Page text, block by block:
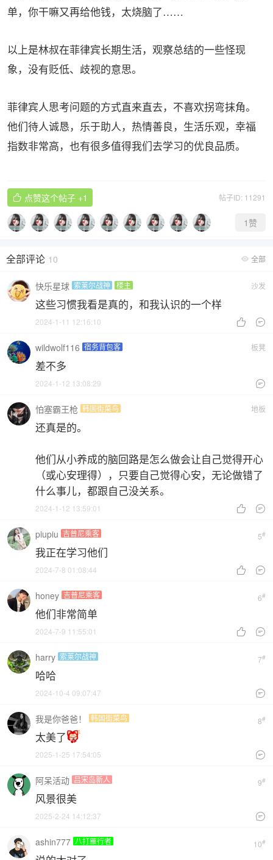
单，你干嘛又再给他钱，太烧脑了……
以上是林叔在菲律宾长期生活，观察总结的一些怪现
象，没有贬低、歧视的意思。
菲律宾人思考问题的方式直来直去，不喜欢拐弯抹角。
他们待人诚恳，乐于助人，热情善良，生活乐观，幸福
指数非常高，也有很多值得我们去学习的优良品质。
帖子ID: 11291
 点赞这个帖子 +1
1 赞
 全部
全部评论 10
沙发
快乐星球 索莱尔战神 楼主
这些习惯我看是真的，和我认识的一个样
 
2024-1-11 12:16:10
板凳
wildwolf116 宿务背包客
差不多

2024-1-12 13:08:29
地板
怕塞霸王枪 韩国街菜鸟
还真是的。
他们从小养成的脑回路是怎么做会让自己觉得开心
（或心安理得），只要自己觉得心安，无论做错了
什么事儿，都跟自己没关系。
 
2024-1-12 13:59:01
5#
piupiu 吉普尼乘客
我正在学习他们
 
2024-7-8 01:08:44
6#
honey 吉普尼乘客
他们非常简单
 
2024-7-9 11:55:01
7#
harry 索莱尔战神
哈哈

2024-10-4 09:07:47
8#
我是你爸爸！ 韩国街菜鸟
太美了

2025-1-25 17:54:05
9#
阿呆活动 吕宋岛新人
风景很美

2025-2-24 14:12:37
10#
ashin777 八打雁行者